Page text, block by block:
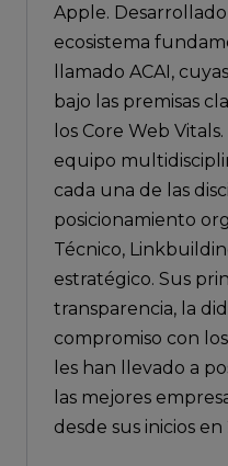
Apple.
ecosistema
llamado ACAI,
bajo las premisas
los Core Web
equipo
cada una de las
posicionamiento
Técnico,
estratégico. Sus
transparencia, la
compromiso con
les han llevado a
las mejores
desde sus inicios